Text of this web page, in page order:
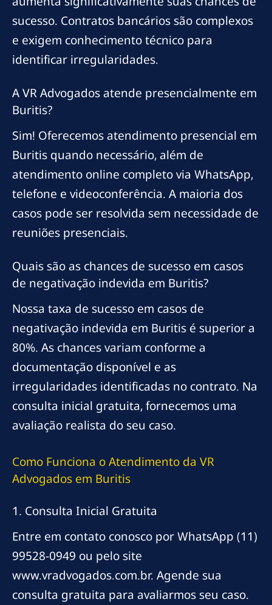
sucesso. Contratos bancários são complexos
e exigem conhecimento técnico para
identificar irregularidades.
A VR Advogados atende presencialmente em
Buritis?
Sim! Oferecemos atendimento presencial em
Buritis quando necessário, além de
atendimento online completo via WhatsApp,
telefone e videoconferência. A maioria dos
casos pode ser resolvida sem necessidade de
reuniões presenciais.
Quais são as chances de sucesso em casos
de negativação indevida em Buritis?
Nossa taxa de sucesso em casos de
negativação indevida em Buritis é superior a
80%. As chances variam conforme a
documentação disponível e as
irregularidades identificadas no contrato. Na
consulta inicial gratuita, fornecemos uma
avaliação realista do seu caso.
Como Funciona o Atendimento da VR
Advogados em Buritis
1. Consulta Inicial Gratuita
Entre em contato conosco por WhatsApp (11)
99528-0949 ou pelo site
www.vradvogados.com.br. Agende sua
consulta gratuita para avaliarmos seu caso.